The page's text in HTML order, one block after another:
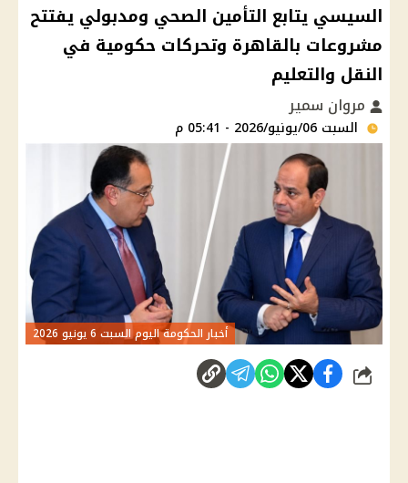
السيسي يتابع التأمين الصحي ومدبولي يفتتح
مشروعات بالقاهرة وتحركات حكومية في
النقل والتعليم
مروان سمير
السبت 06/يونيو/2026 - 05:41 م
أخبار الحكومة اليوم السبت 6 يونيو 2026
شارك